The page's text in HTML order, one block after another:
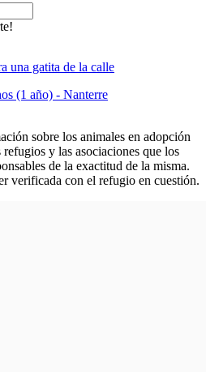
una gatita de la calle
(1 año) - Nanterre
sobre los animales en adopción
y las asociaciones que los
de la exactitud de la misma.
verificada con el refugio en cuestión.